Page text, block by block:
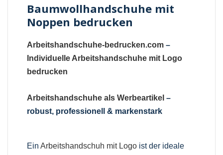
Baumwollhandschuhe mit
Noppen bedrucken
Arbeitshandschuhe-bedrucken.com –
Individuelle Arbeitshandschuhe mit Logo
bedrucken
Arbeitshandschuhe als Werbeartikel –
robust, professionell & markenstark
EinArbeitshandschuh mit Logo ist der ideale